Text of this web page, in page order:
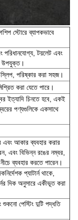
স্টোরে ব্যাপকভাবে
পরিধানযোগ্য, টয়লেট এবং
উপযুক্ত।
পরিষ্কার করা সহজ।
করা যেতে পারে।
ইত্যাদি চিনতে হবে, একই
পণ্যগুলিকে একসাথে
এবং আকার ব্যবহার করার
এবং বিভিন্ন রঙের নম্বর,
ব্যবহার করতে পারেন।
প্যাটার্ন থাকে,
দিক অনুসারে একীভূত করা
শুকনো পেস্টিং দুটি পদ্ধতি